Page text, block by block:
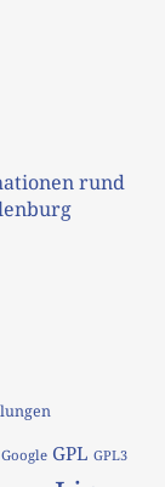
rund
Google GPL GPL3